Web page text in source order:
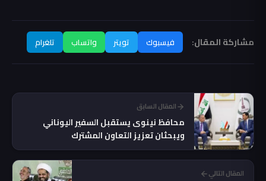
مشاركة المقال: فيسبوك تويتر واتساب تلغرام
المقال السابق
محافظ نينوى يستقبل السفير اليوناني
ويبحثان تعزيز التعاون المشترك
المقال التالي